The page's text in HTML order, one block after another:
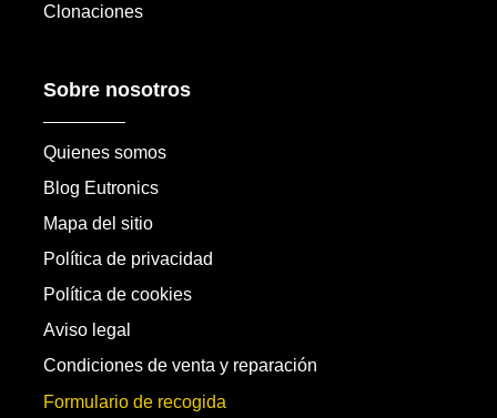
Clonaciones
Sobre nosotros
Quienes somos
Blog Eutronics
Mapa del sitio
Política de privacidad
Política de cookies
Aviso legal
Condiciones de venta y reparación
Formulario de recogida